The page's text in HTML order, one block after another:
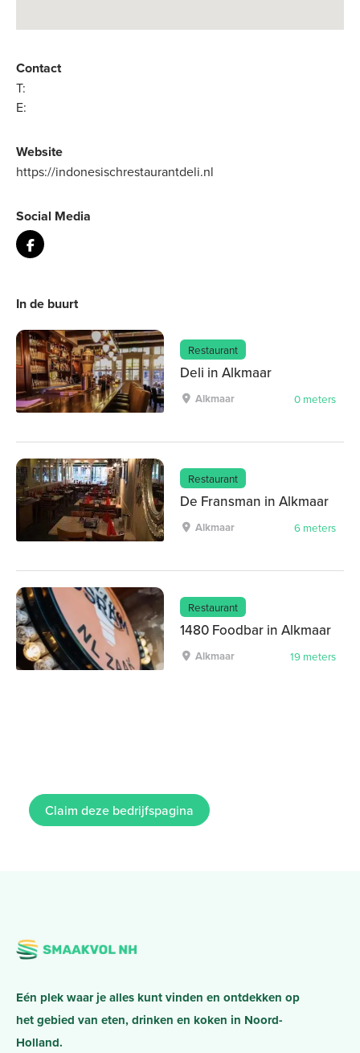
Contact
T:
E:
Website
https://indonesischrestaurantdeli.nl
Social Media
In de buurt
Restaurant
Deli in Alkmaar
Alkmaar 0 meters
Restaurant
De Fransman in Alkmaar
Alkmaar 6 meters
Restaurant
1480 Foodbar in Alkmaar
Alkmaar 19 meters
Claim deze bedrijfspagina
Eén plek waar je alles kunt vinden en ontdekken op
het gebied van eten, drinken en koken in Noord-
Holland.